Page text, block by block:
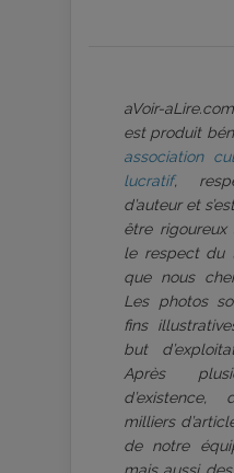
aVoir-
est produit
association
lucratif,
d’auteur et
être
le respect du
que nous
Les photos
fins
but
Après
milliers
de notre